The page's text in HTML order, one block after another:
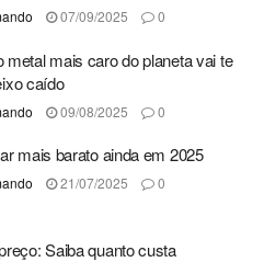
07/09/2025 0
metal mais caro do planeta vai te
caído
09/08/2025 0
mais barato ainda em 2025
21/07/2025 0
Saiba quanto custa